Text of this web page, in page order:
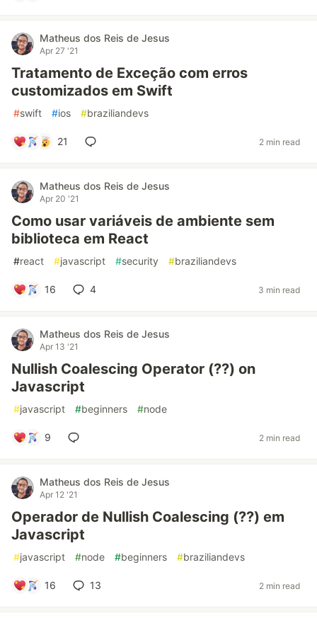
Matheus dos Reis de Jesus
Apr 27 '21
Tratamento de Exceção com erros
customizados em Swift
#swift #ios #braziliandevs
21 2 min read
Matheus dos Reis de Jesus
Apr 20 '21
Como usar variáveis de ambiente sem
biblioteca em React
#react #javascript #security #braziliandevs
16 4 3 min read
Matheus dos Reis de Jesus
Apr 13 '21
Nullish Coalescing Operator (??) on
Javascript
#javascript #beginners #node
9 2 min read
Matheus dos Reis de Jesus
Apr 12 '21
Operador de Nullish Coalescing (??) em
Javascript
#javascript #node #beginners #braziliandevs
16 13 2 min read